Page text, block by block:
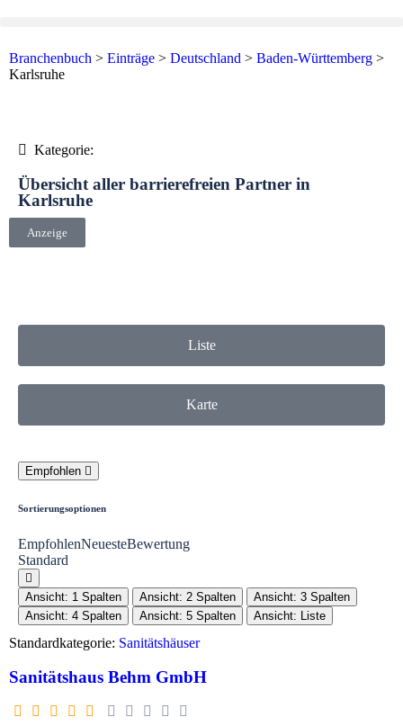
Branchenbuch > Einträge > Deutschland > Baden-Württemberg >
Karlsruhe
Kategorie:
Übersicht aller barrierefreien Partner in
Karlsruhe
Anzeige
Liste
Karte
Empfohlen
Sortierungsoptionen
EmpfohlenNeuesteBewertung
Standard
Ansicht: 1 Spalten Ansicht: 2 Spalten
Ansicht: 3 Spalten
Ansicht: 4 Spalten
Ansicht: 5 Spalten Ansicht: Liste
Standardkategorie: Sanitätshäuser
Sanitätshaus Behm GmbH